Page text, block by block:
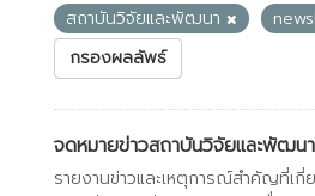
สถาบันวิจัยและพัฒนา
กรองผลลัพธ์
จดหมายข่าวสถาบันวิจัยและพัฒ
รายงานข่าวและเหตุการณ์สำคัญที่เ